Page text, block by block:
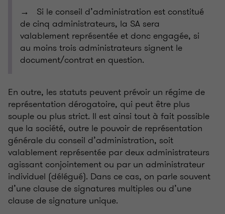
→ Si le conseil d’administration est constitué
de cinq administrateurs, la SA sera
valablement représentée et donc engagée, si
au moins trois administrateurs signent le
document/contrat en question.
En outre, les statuts peuvent prévoir un régime de
représentation dérogatoire, qui peut être plus
souple ou plus strict. Il est ainsi tout à fait possible
que la société, outre le pouvoir de représentation
générale du conseil d’administration, soit
valablement représentée par deux administrateurs
agissant conjointement ou par un administrateur
individuel (délégué). Dans ce cas, on parle souvent
d’une clause de signatures multiples ou d’une
clause de signature unique.